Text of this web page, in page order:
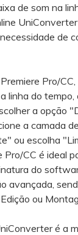
de som na
de
Pro/CC,
linha do tempo,
a opção
a camada
ou escolha
CC é ideal
do
avançada,
ou
é a